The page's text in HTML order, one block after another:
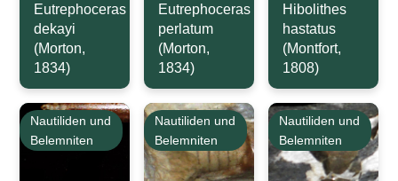
Eutrephoceras
dekayi
(Morton,
1834)
Eutrephoceras
perlatum
(Morton,
1834)
Hibolithes
hastatus
(Montfort,
1808)
Nautiliden und
Belemniten
Nautiliden und
Belemniten
Nautiliden und
Belemniten